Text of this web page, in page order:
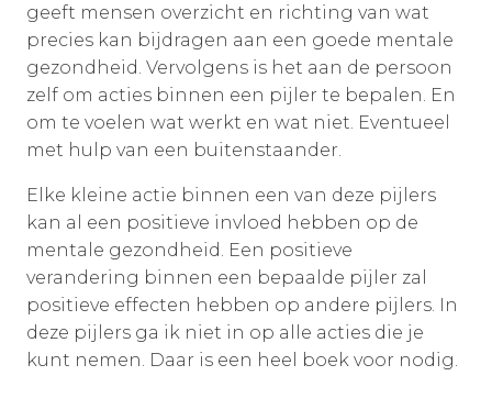
geeft mensen overzicht en richting van wat
precies kan bijdragen aan een goede mentale
gezondheid. Vervolgens is het aan de persoon
zelf om acties binnen een pijler te bepalen. En
om te voelen wat werkt en wat niet. Eventueel
met hulp van een buitenstaander.
Elke kleine actie binnen een van deze pijlers
kan al een positieve invloed hebben op de
mentale gezondheid. Een positieve
verandering binnen een bepaalde pijler zal
positieve effecten hebben op andere pijlers. In
deze pijlers ga ik niet in op alle acties die je
kunt nemen. Daar is een heel boek voor nodig.